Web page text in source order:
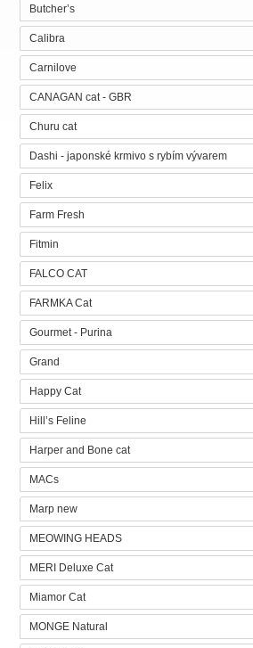
Butcher’s
Calibra
Carnilove
CANAGAN cat - GBR
Churu cat
Dashi - japonské krmivo s rybím vývarem
Felix
Farm Fresh
Fitmin
FALCO CAT
FARMKA Cat
Gourmet - Purina
Grand
Happy Cat
Hill’s Feline
Harper and Bone cat
MACs
Marp new
MEOWING HEADS
MERI Deluxe Cat
Miamor Cat
MONGE Natural